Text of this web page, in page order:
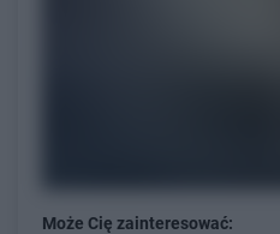
Może Cię zainteresować: